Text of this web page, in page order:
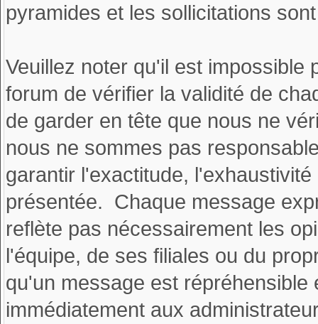
pyramides et les sollicitations
Veuillez noter qu'il est impossible
forum de vérifier la validité de
de garder en tête que nous ne
nous ne sommes pas
garantir l'exactitude,
présentée. Chaque message
reflète pas nécessairement les
l'équipe, de ses filiales ou du
qu'un message est
immédiatement aux